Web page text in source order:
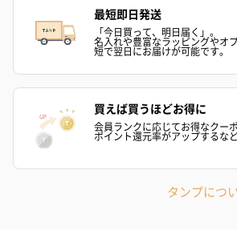
リラックスグッズ
リラックスグッズを同梱してお届けします。
最短即日発送
「今日買って、明日届く」。
名入れや豊富なラッピングやオ
短で翌日にお届けが可能です。
買えば買うほどお得に
会員ランクに応じてお得なクー
ポイント還元率がアップするな
タンプにつ